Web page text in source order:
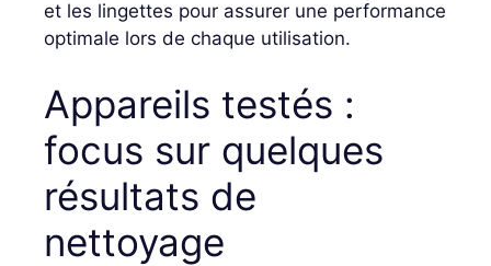
et les lingettes pour assurer une performance
optimale lors de chaque utilisation.
Appareils testés :
focus sur quelques
résultats de
nettoyage